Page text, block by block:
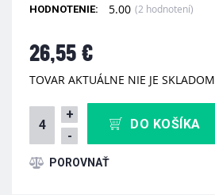
HODNOTENIE: 5.00 (2 hodnotení)
26,55 €
TOVAR AKTUÁLNE NIE JE SKLADOM
+
-
DO KOŠÍKA